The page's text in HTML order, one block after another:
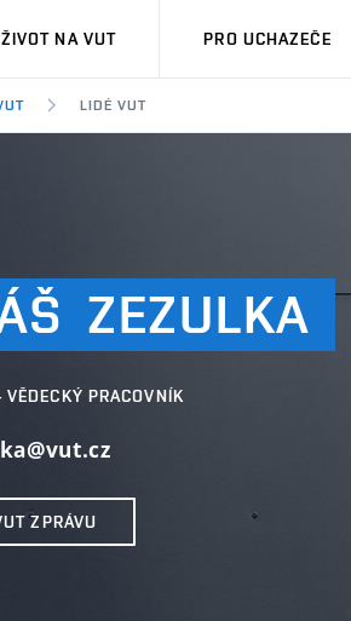
ŽIVOT NA VUT PRO UCHAZEČE
LIDÉ VUT
ZEZULKA
PRACOVNÍK
ZPRÁVU